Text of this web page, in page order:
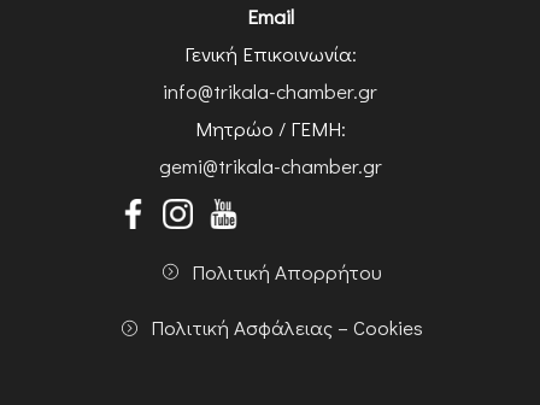
Email
Γενική Επικοινωνία:
info@trikala-chamber.gr
Μητρώο / ΓΕΜΗ:
gemi@trikala-chamber.gr
Πολιτική Απορρήτου
Πολιτική Ασφάλειας – Cookies